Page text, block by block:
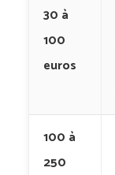
30 à
100
euros
100 à
250